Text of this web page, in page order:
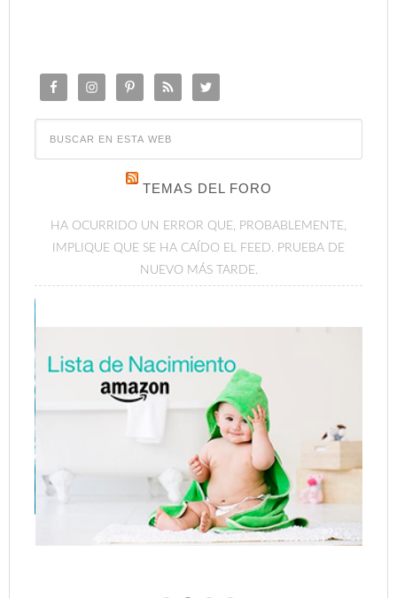
TEMAS DEL FORO
HA OCURRIDO UN ERROR QUE, PROBABLEMENTE,
IMPLIQUE QUE SE HA CAÍDO EL FEED. PRUEBA DE
NUEVO MÁS TARDE.